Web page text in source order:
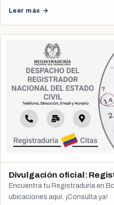
Leer más →
Divulgación oficial:
Encuentra tu Registraduría en
ubicaciones aquí. ¡Consulta ya!